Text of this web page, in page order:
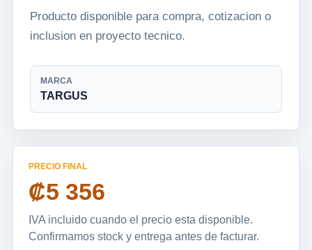
Producto disponible para compra, cotizacion o
inclusion en proyecto tecnico.
MARCA
TARGUS
PRECIO FINAL
₡5 356
IVA incluido cuando el precio esta disponible.
Confirmamos stock y entrega antes de facturar.